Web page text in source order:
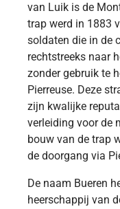
van Luik is de
trap werd in 1883
soldaten die in de
rechtstreeks naar
zonder gebruik te
Pierreuse. Deze
zijn kwalijke
verleiding voor de
bouw van de trap
de doorgang via
De naam Bueren
heerschappij van